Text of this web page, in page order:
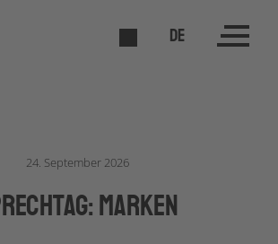
DE
24. September 2026
Marken